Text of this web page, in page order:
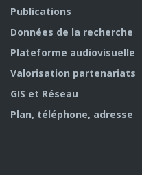
Publications
Données de la recherche
Plateforme audiovisuelle
Valorisation partenariats
GIS et Réseau
Plan, téléphone, adresse